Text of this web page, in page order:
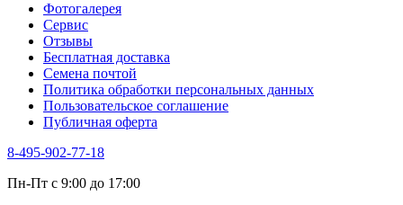
Хризантема овощная
Цикорий пряный
Цикорий салатный (Витлуф)
Черемша
Шпинат
Щавель
Эндивий
Эстрагон
Алтей
Бессмертник
Фотогалерея​
Сервис
Отзывы
Бесплатная доставка
Семена почтой
Политика обработки персональных данных
Пользовательское соглашение
Публичная оферта
8-495-902-77-18
Пн-Пт с 9:00 до 17:00